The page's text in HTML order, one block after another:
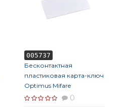
005737
Бесконтактная
пластиковая карта-ключ
Optimus Mifare
0